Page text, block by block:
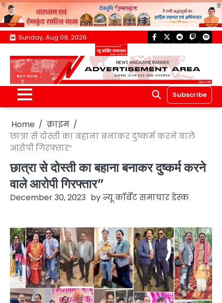
Skip
content
Sunday, Aug 09, 2026 facebook
twitterreddittwitch
Subscribe
Home
क्राइम
छात्रा से दोस्ती का बहाना बनाकर दुष्कर्म करने वाले
आरोपी गिरफ्तार”
छात्रा से दोस्ती का बहाना बनाकर दुष्कर्म करने
वाले आरोपी गिरफ्तार”
December 30, 2023 byन्यू कॉर्बेट समाचार डेस्क